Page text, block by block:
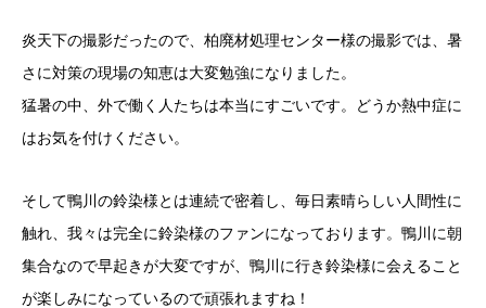
炎天下の撮影だったので、柏廃材処理センター様の撮影では、暑
さに対策の現場の知恵は大変勉強になりました。
猛暑の中、外で働く人たちは本当にすごいです。どうか熱中症に
はお気を付けください。
そして鴨川の鈴染様とは連続で密着し、毎日素晴らしい人間性に
触れ、我々は完全に鈴染様のファンになっております。鴨川に朝
集合なので早起きが大変ですが、鴨川に行き鈴染様に会えること
が楽しみになっているので頑張れますね！